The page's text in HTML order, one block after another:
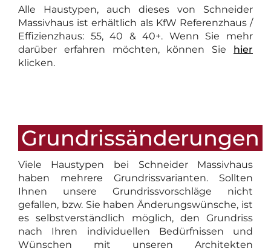
Alle Haustypen, auch dieses von Schneider
Massivhaus ist erhältlich als KfW Referenzhaus /
Effizienzhaus: 55, 40 & 40+. Wenn Sie mehr
darüber erfahren möchten, können Sie hier
klicken.
Grundrissänderungen
Viele Haustypen bei Schneider Massivhaus
haben mehrere Grundrissvarianten. Sollten
Ihnen unsere Grundrissvorschläge nicht
gefallen, bzw. Sie haben Änderungswünsche, ist
es selbstverständlich möglich, den Grundriss
nach Ihren individuellen Bedürfnissen und
Wünschen mit unseren Architekten